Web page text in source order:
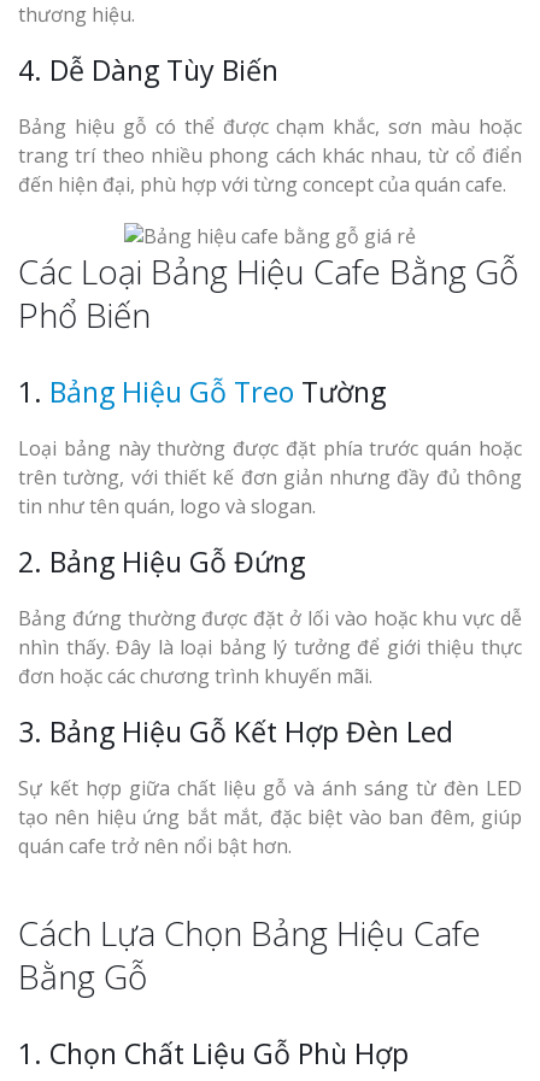
thương hiệu.
4. Dễ Dàng Tùy Biến
Bảng hiệu gỗ có thể được chạm khắc, sơn màu hoặc
trang trí theo nhiều phong cách khác nhau, từ cổ điển
đến hiện đại, phù hợp với từng concept của quán cafe.
Các Loại Bảng Hiệu Cafe Bằng Gỗ
Phổ Biến
1. Bảng Hiệu Gỗ Treo Tường
Loại bảng này thường được đặt phía trước quán hoặc
trên tường, với thiết kế đơn giản nhưng đầy đủ thông
tin như tên quán, logo và slogan.
2. Bảng Hiệu Gỗ Đứng
Bảng đứng thường được đặt ở lối vào hoặc khu vực dễ
nhìn thấy. Đây là loại bảng lý tưởng để giới thiệu thực
đơn hoặc các chương trình khuyến mãi.
3. Bảng Hiệu Gỗ Kết Hợp Đèn Led
Sự kết hợp giữa chất liệu gỗ và ánh sáng từ đèn LED
tạo nên hiệu ứng bắt mắt, đặc biệt vào ban đêm, giúp
quán cafe trở nên nổi bật hơn.
Cách Lựa Chọn Bảng Hiệu Cafe
Bằng Gỗ
1. Chọn Chất Liệu Gỗ Phù Hợp